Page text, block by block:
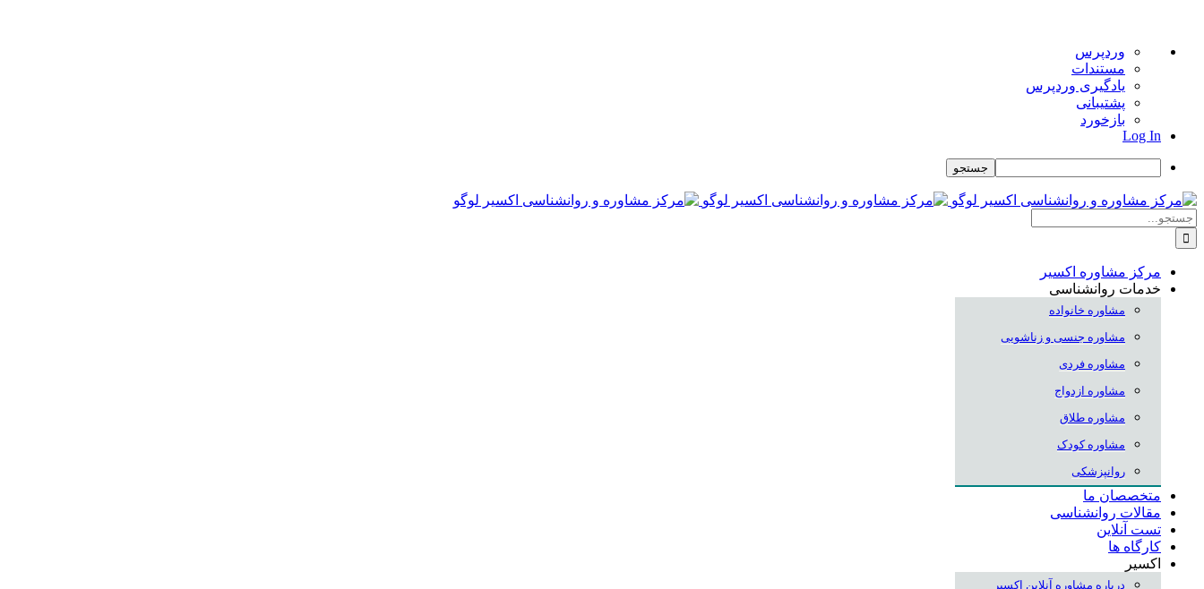
درباره
وردپرس
وردپرس
مستندات
یادگیری وردپرس
پشتیبانی
بازخورد
Log In
جستجو
Skip
to
content
جستجو
برای:
مرکز مشاوره اکسیر
خدمات روانشناسی
مشاوره خانواده
مشاوره جنسی و زناشویی
مشاوره فردی
مشاوره ازدواج
مشاوره طلاق
مشاوره کودک
روانپزشکی
متخصصان ما
مقالات روانشناسی
تست آنلاین
کارگاه ها
اکسیر
درباره مشاوره آنلاین اکسیر